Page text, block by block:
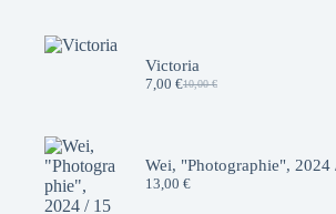
10,00 €.
7,00 €.
Victoria
10,00€
Le
10,00 €.
7,00 €Le
7,00 €.
Wei, "Photographie", 2024
13,00 €